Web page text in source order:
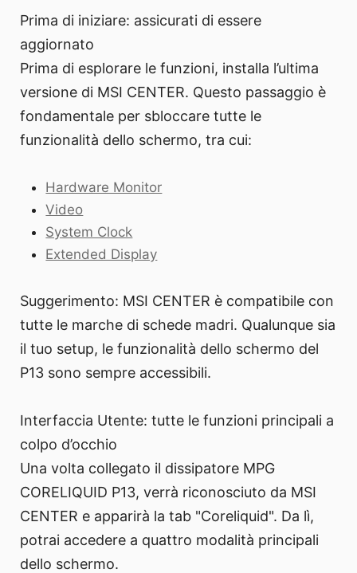
Prima di iniziare: assicurati di essere
aggiornato
Prima di esplorare le funzioni, installa l’ultima
versione di MSI CENTER. Questo passaggio è
fondamentale per sbloccare tutte le
funzionalità dello schermo, tra cui:
Hardware Monitor
Video
System Clock
Extended Display
Suggerimento: MSI CENTER è compatibile con
tutte le marche di schede madri. Qualunque sia
il tuo setup, le funzionalità dello schermo del
P13 sono sempre accessibili.
Interfaccia Utente: tutte le funzioni principali a
colpo d’occhio
Una volta collegato il dissipatore MPG
CORELIQUID P13, verrà riconosciuto da MSI
CENTER e apparirà la tab "Coreliquid". Da lì,
potrai accedere a quattro modalità principali
dello schermo.